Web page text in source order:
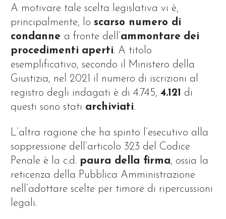
A motivare tale scelta legislativa vi è,
principalmente, lo scarso numero di
condanne a fronte dell’ ammontare dei
procedimenti aperti. A titolo
esemplificativo, secondo il Ministero della
Giustizia, nel 2021 il numero di iscrizioni al
registro degli indagati è di 4.745, 4.121 di
questi sono stati archiviati.
L’altra ragione che ha spinto l’esecutivo alla
soppressione dell’articolo 323 del Codice
Penale è la c.d. paura della firma, ossia la
reticenza della Pubblica Amministrazione
nell’adottare scelte per timore di ripercussioni
legali.